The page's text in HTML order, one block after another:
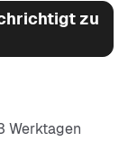
zu
Werktagen